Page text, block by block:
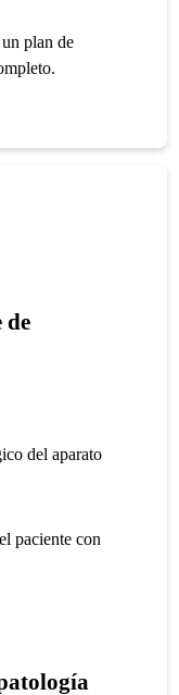
plan de
de
del aparato
paciente con